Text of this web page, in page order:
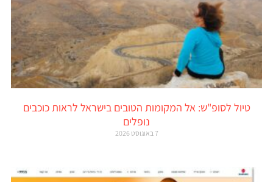
טיול לסופ"ש: אל המקומות הטובים בישראל לראות כוכבים
נופלים
7 באוגוסט 2026